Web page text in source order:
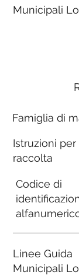
Famiglia di
Istruzioni per
raccolta
Codice di
Linee Guida
Municipali
Municipali